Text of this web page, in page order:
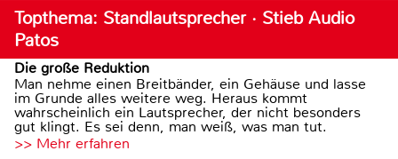
Topthema: Standlautsprecher · Stieb Audio
Patos
Die große Reduktion
Man nehme einen Breitbänder, ein Gehäuse und lasse
im Grunde alles weitere weg. Heraus kommt
wahrscheinlich ein Lautsprecher, der nicht besonders
gut klingt. Es sei denn, man weiß, was man tut.
>> Mehr erfahren